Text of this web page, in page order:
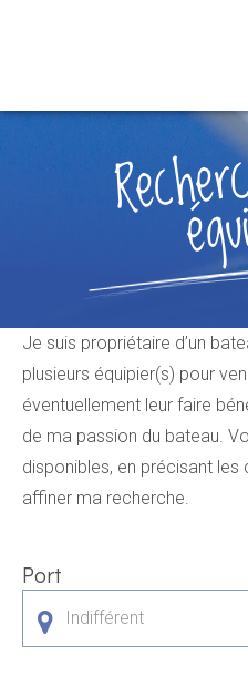
Je suis propriétaire d’un
plusieurs équipier(s) pour
éventuellement leur faire
de ma passion du bateau.
disponibles, en précisant
affiner ma recherche.
Port
Indifférent